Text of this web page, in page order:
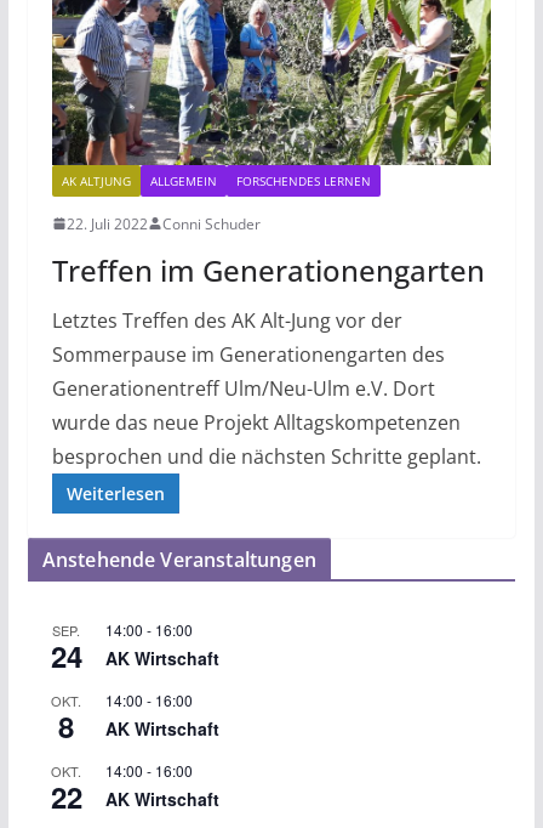
AK ALTJUNG ALLGEMEIN FORSCHENDES LERNEN
22. Juli 2022 Conni Schuder
Treffen im Generationengarten
Letztes Treffen des AK Alt-Jung vor der
Sommerpause im Generationengarten des
Generationentreff Ulm/Neu-Ulm e.V. Dort
wurde das neue Projekt Alltagskompetenzen
besprochen und die nächsten Schritte geplant.
Weiterlesen
Anstehende Veranstaltungen
SEP.
24
14:00 - 16:00
AK Wirtschaft
OKT.
8
14:00 - 16:00
AK Wirtschaft
OKT.
22
14:00 - 16:00
AK Wirtschaft